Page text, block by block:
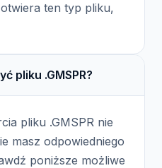
ten typ pliku,
pliku .GMSPR?
pliku .GMSPR nie
masz odpowiedniego
poniższe możliwe